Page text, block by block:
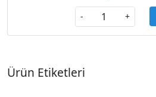
- +
Ürün Etiketleri